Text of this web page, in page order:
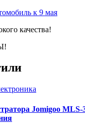
качества!
Jomigoo